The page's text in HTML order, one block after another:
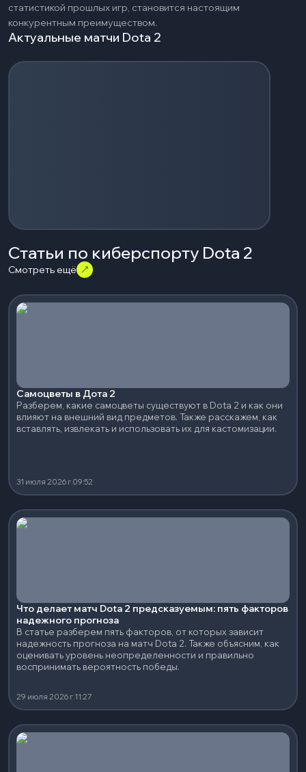
статистикой прошлых игр, становится настоящим
конкурентным преимуществом.
Актуальные матчи Dota 2
Загрузка событий...
Статьи по киберспорту Dota 2
Смотреть ещё
Самоцветы в Дота 2
Разберем, какие самоцветы существуют в Dota 2 и как они
влияют на внешний вид предметов. Также расскажем, как
вставлять, извлекать и использовать их для кастомизации.
31 июля 2026 г.09:52
Что делает матч Dota 2 предсказуемым: пять факторов
надежного прогноза
В статье разберем пять факторов, от которых зависит
надежность прогноза на матч Dota 2. Также объясним, как
оценивать уровень неопределенности и правильно
воспринимать вероятность победы.
29 июля 2026 г.11:27